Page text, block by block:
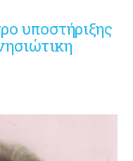
υποστήριξης